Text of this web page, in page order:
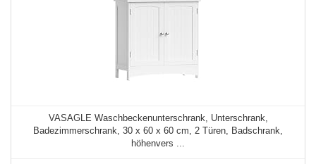
VASAGLE Waschbeckenunterschrank, Unterschrank,
Badezimmerschrank, 30 x 60 x 60 cm, 2 Türen, Badschrank,
höhenvers ...